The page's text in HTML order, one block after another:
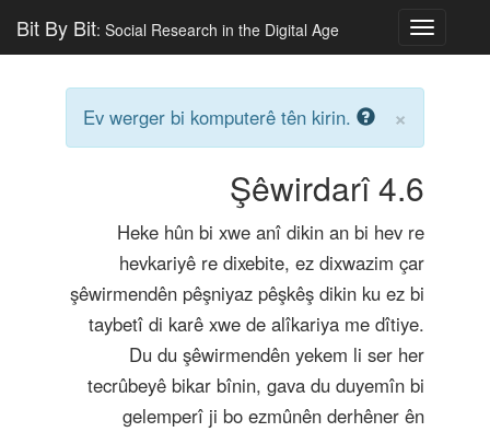
Toggle
Bit By Bit: Social Research in the Digital Age
Ev werger bi komputerê tên kirin. ×
4.6
Şêwirdarî
Heke hûn bi xwe anî dikin an bi hev re
hevkariyê re dixebite, ez dixwazim çar
şêwirmendên pêşniyaz pêşkêş dikin ku ez bi
taybetî di karê xwe de alîkariya me dîtiye.
Du du şêwirmendên yekem li ser her
tecrûbeyê bikar bînin, gava du duyemîn bi
gelemperî ji bo ezmûnên derhêner ên